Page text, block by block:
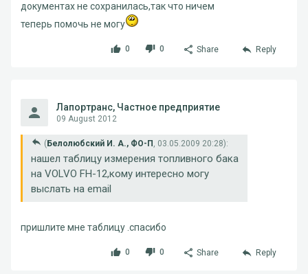
документах не сохранилась,так что ничем
теперь помочь не могу
0 0 Share Reply
Лапортранс, Частное предприятие
09 August 2012
( Белолюбский И. А., ФО-П , 03.05.2009 20:28):
нашел таблицу измерения топливного бака
на VOLVO FH-12,кому интересно могу
выслать на email
пришлите мне таблицу .спасибо
0 0 Share Reply